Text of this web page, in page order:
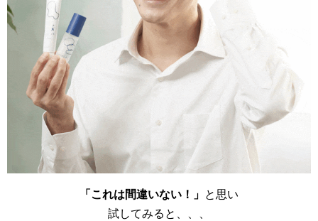
「これは間違いない！」 と思い
試してみると、、、